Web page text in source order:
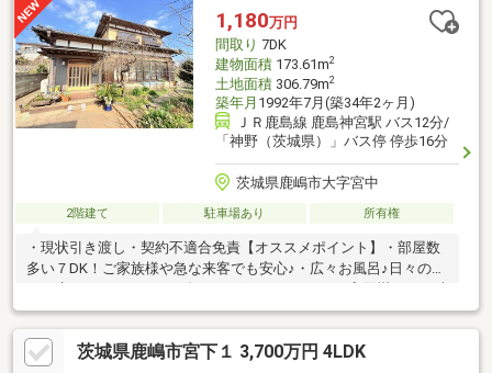
♪◇生活施設や教育施設のほか医療施設も豊富で安心の居住立
地！
1,180万円
間取り 7DK
建物面積173.61m2
土地面積306.79m2
築年月 1992年7月(築34年2ヶ月)
ＪＲ鹿島線 鹿島神宮駅 バス12分/
「神野（茨城県）」バス停 停歩16分
茨城県鹿嶋市大字宮中
2階建て 駐車場あり 所有権
・現状引き渡し・契約不適合免責【オススメポイント】・部屋数
多い７DK！ご家族様や急な来客でも安心♪・広々お風呂♪日々の疲
を楽しめます♪・カースペース有り！茨城でお車はかかせません
♪【住宅ローンご相談ください】いくらまで借りられる？何年返
済？車のローン、カードローンがあるけど大丈夫？転職したばか
茨城県鹿嶋市宮下１ 3,700万円 4LDK